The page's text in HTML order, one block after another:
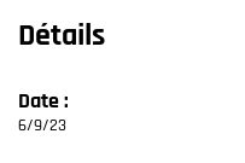
Détails
Date :
6/9/23